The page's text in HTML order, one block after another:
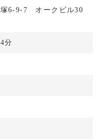
塚6-9-7 オークビル30
分